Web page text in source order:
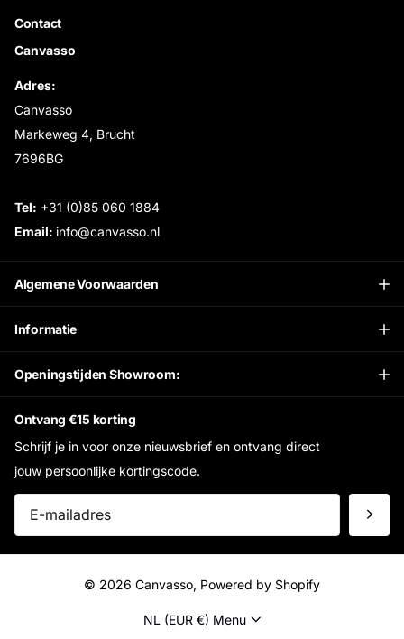
Algemene Voorwaarden
Informatie
Openingstijden Showroom:
Contact
Canvasso
Adres:
Canvasso
Markeweg 4, Brucht
7696BG
Tel: +31 (0)85 060 1884
Email: info@canvasso.nl
Ontvang €15 korting
Schrijf je in voor onze nieuwsbrief en ontvang direct
jouw persoonlijke kortingscode.
© 2026 Canvasso, Powered by Shopify
NL (EUR €) Menu